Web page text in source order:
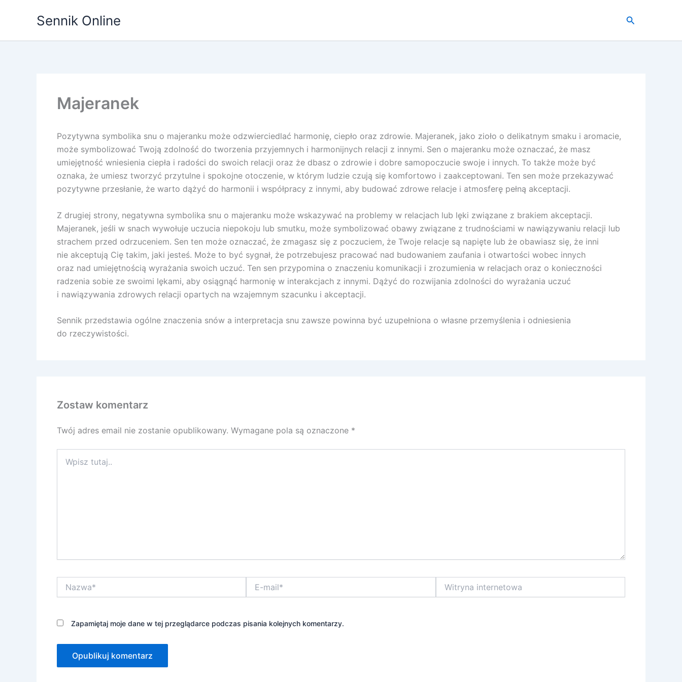
Sennik Online Szukaj
Majeranek
Pozytywna symbolika snu o majeranku może odzwierciedlać harmonię, ciepło oraz zdrowie. Majeranek, jako zioło o delikatnym smaku i aromacie,
może symbolizować Twoją zdolność do tworzenia przyjemnych i harmonijnych relacji z innymi. Sen o majeranku może oznaczać, że masz
umiejętność wniesienia ciepła i radości do swoich relacji oraz że dbasz o zdrowie i dobre samopoczucie swoje i innych. To także może być
oznaka, że umiesz tworzyć przytulne i spokojne otoczenie, w którym ludzie czują się komfortowo i zaakceptowani. Ten sen może przekazywać
pozytywne przesłanie, że warto dążyć do harmonii i współpracy z innymi, aby budować zdrowe relacje i atmosferę pełną akceptacji.
Z drugiej strony, negatywna symbolika snu o majeranku może wskazywać na problemy w relacjach lub lęki związane z brakiem akceptacji.
Majeranek, jeśli w snach wywołuje uczucia niepokoju lub smutku, może symbolizować obawy związane z trudnościami w nawiązywaniu relacji lub
strachem przed odrzuceniem. Sen ten może oznaczać, że zmagasz się z poczuciem, że Twoje relacje są napięte lub że obawiasz się, że inni
nie akceptują Cię takim, jaki jesteś. Może to być sygnał, że potrzebujesz pracować nad budowaniem zaufania i otwartości wobec innych
oraz nad umiejętnością wyrażania swoich uczuć. Ten sen przypomina o znaczeniu komunikacji i zrozumienia w relacjach oraz o konieczności
radzenia sobie ze swoimi lękami, aby osiągnąć harmonię w interakcjach z innymi. Dążyć do rozwijania zdolności do wyrażania uczuć
i nawiązywania zdrowych relacji opartych na wzajemnym szacunku i akceptacji.
Sennik przedstawia ogólne znaczenia snów a interpretacja snu zawsze powinna być uzupełniona o własne przemyślenia i odniesienia
do rzeczywistości.
Zostaw komentarz
Twój adres email nie zostanie opublikowany. Wymagane pola są oznaczone *
tutaj..
mail*
internetowa
Zapamiętaj moje dane w tej przeglądarce podczas pisania kolejnych komentarzy.